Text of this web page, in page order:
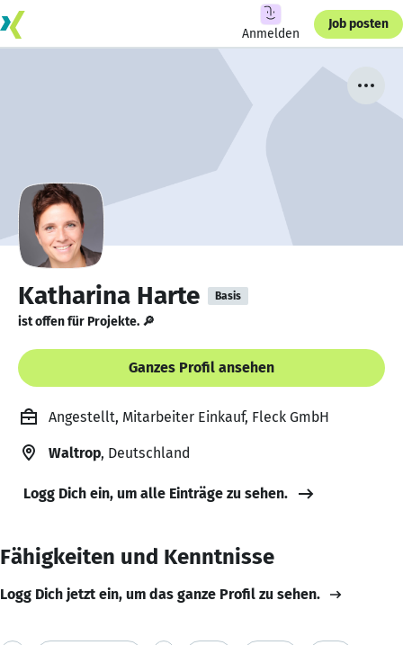
Anmelden
Job posten
Katharina Harte Basis
ist offen für Projekte. 🔎
Ganzes Profil ansehen
Angestellt, Mitarbeiter Einkauf, Fleck GmbH
Waltrop, Deutschland
Logg Dich ein, um alle Einträge zu sehen.
Fähigkeiten und Kenntnisse
Logg Dich jetzt ein, um das ganze Profil zu sehen.